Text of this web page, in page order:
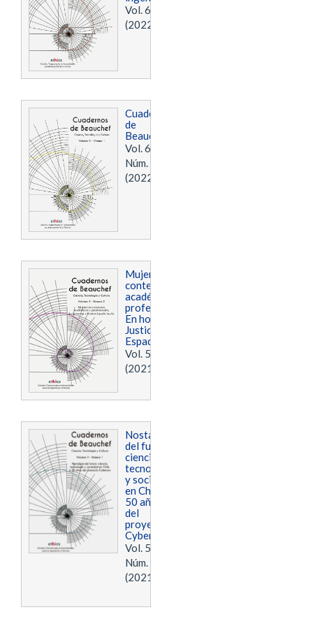
Vol. 6 Núm. 2
(2022)
Cuadernos
de
Beauchef
Vol. 6
Núm. 1
(2022)
Mujeres en
contextos
académicos y
profesionales.
En homenaje a
Justicia
Espada Acuña
Vol. 5 Núm. 2
(2021)
Nostalgia
del futuro:
ciencia,
tecnología
y sociedad
en Chile. A
50 años
del
proyecto
Cybersyn
Vol. 5
Núm. 1
(2021)